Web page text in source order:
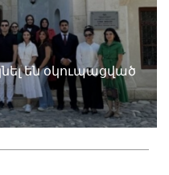
են օկուպացված